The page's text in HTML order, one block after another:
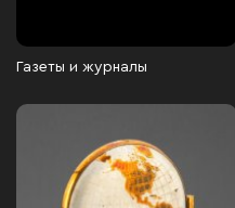
Газеты и журналы